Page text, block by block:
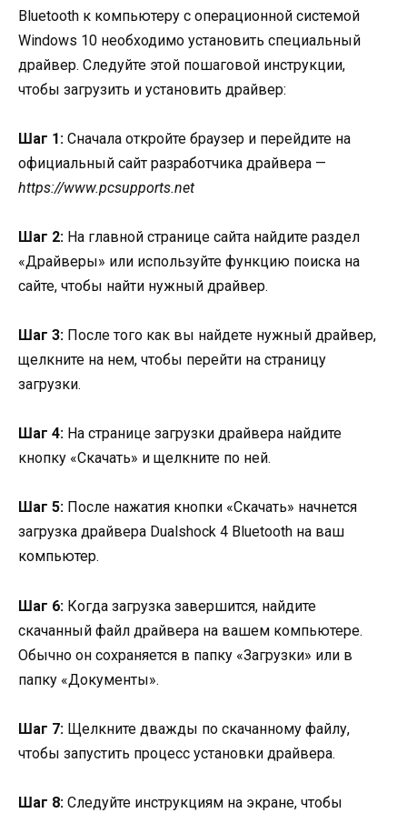
Bluetooth к компьютеру с операционной системой
Windows 10 необходимо установить специальный
драйвер. Следуйте этой пошаговой инструкции,
чтобы загрузить и установить драйвер:
Шаг 1: Сначала откройте браузер и перейдите на
официальный сайт разработчика драйвера —
https://www.pcsupports.net
Шаг 2: На главной странице сайта найдите раздел
«Драйверы» или используйте функцию поиска на
сайте, чтобы найти нужный драйвер.
Шаг 3: После того как вы найдете нужный драйвер,
щелкните на нем, чтобы перейти на страницу
загрузки.
Шаг 4: На странице загрузки драйвера найдите
кнопку «Скачать» и щелкните по ней.
Шаг 5: После нажатия кнопки «Скачать» начнется
загрузка драйвера Dualshock 4 Bluetooth на ваш
компьютер.
Шаг 6: Когда загрузка завершится, найдите
скачанный файл драйвера на вашем компьютере.
Обычно он сохраняется в папку «Загрузки» или в
папку «Документы».
Шаг 7: Щелкните дважды по скачанному файлу,
чтобы запустить процесс установки драйвера.
Шаг 8: Следуйте инструкциям на экране, чтобы